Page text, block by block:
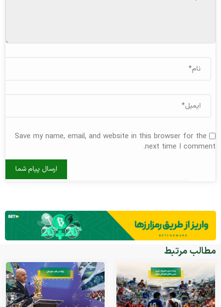
Save my name, email, and website in this browser for the
next time I comment.
مطالب مرتبط